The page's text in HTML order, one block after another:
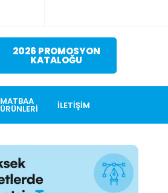
2026 PROMOSYON
KATALOĞU
MATBAA
ÜRÜNLERI İLETIŞIM